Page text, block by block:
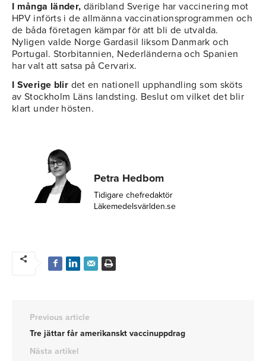
I många länder, däribland Sverige har vaccinering mot
HPV införts i de allmänna vaccinationsprogrammen och
de båda företagen kämpar för att bli de utvalda.
Nyligen valde Norge Gardasil liksom Danmark och
Portugal. Storbitannien, Nederländerna och Spanien
har valt att satsa på Cervarix.
I Sverige blir det en nationell upphandling som sköts
av Stockholm Läns landsting. Beslut om vilket det blir
klart under hösten.
Petra Hedbom
Tidigare chefredaktör
Läkemedelsvärlden.se
Previous article
Tre jättar får amerikanskt vaccinuppdrag
Nästa artikel